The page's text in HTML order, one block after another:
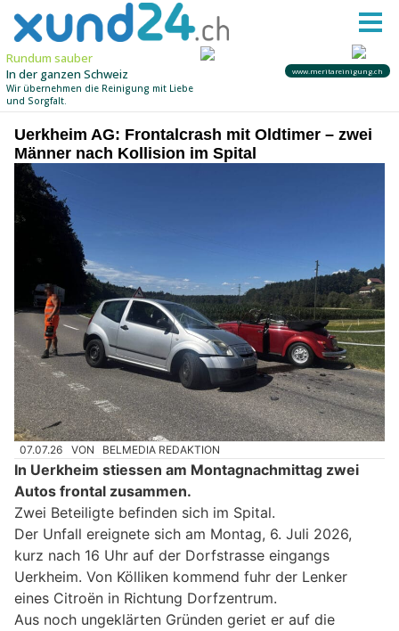
Uerkheim AG: Frontalcrash mit Oldtimer – zwei
Männer nach Kollision im Spital
07.07.26 VON BELMEDIA REDAKTION
In Uerkheim stiessen am Montagnachmittag zwei
Autos frontal zusammen.
Zwei Beteiligte befinden sich im Spital.
Der Unfall ereignete sich am Montag, 6. Juli 2026,
kurz nach 16 Uhr auf der Dorfstrasse eingangs
Uerkheim. Von Kölliken kommend fuhr der Lenker
eines Citroën in Richtung Dorfzentrum.
Aus noch ungeklärten Gründen geriet er auf die